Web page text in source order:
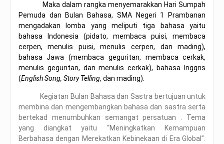
Maka dalam rangkamenyemarakkan Hari Sumpah
Pemuda dan Bulan Bahasa, SMA Negeri 1 Prambanan
mengadakan
lomba yang meliputi tiga bahasa yaitu
bahasa Indonesia (pidato, membaca puisi, membaca
cerpen, menulis puisi, menulis cerpen, dan mading),
bahasa Jawa (membaca geguritan, membaca cerkak,
menulis geguritan, dan menulis cerkak), bahasa Inggris
(English Song, Story Telling, dan mading).
Kegiatan Bulan Bahasa dan Sastra bertujuan untuk
membina dan mengembangkan bahasa dan sastra serta
bertekad menumbuhkan semangat persatuan . Tema
yang diangkat yaitu “Meningkatkan Kemampuan
Berbahasa dengan Merekatkan Kebinekaan di Era Global”.